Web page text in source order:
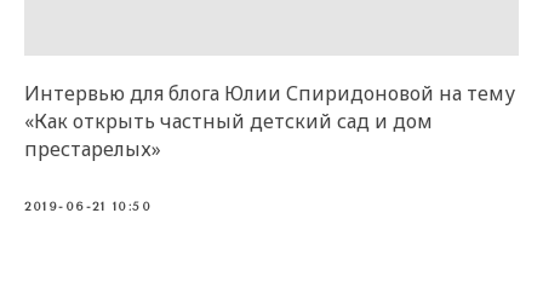
Интервью для блога Юлии Спиридоновой на тему
«Как открыть частный детский сад и дом
престарелых»
2019-06-21 10:50